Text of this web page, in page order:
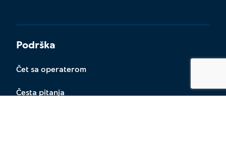
Podrška
Čet sa operaterom
Česta pitanja